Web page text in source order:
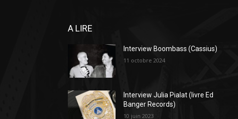
A LIRE
Interview Boombass (Cassius)
11 octobre 2024
Interview Julia Pialat (livre Ed
Banger Records)
10 juin 2023